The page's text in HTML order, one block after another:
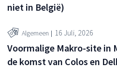
niet in België)
Algemeen 16 Juli, 2026
Voormalige Makro-site in
de komst van Colos en